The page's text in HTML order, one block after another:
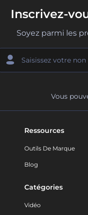
Inscrivez-
Soyez parmi les
Vous
Ressources
Outils De Marque
Blog
Catégories
Vidéo